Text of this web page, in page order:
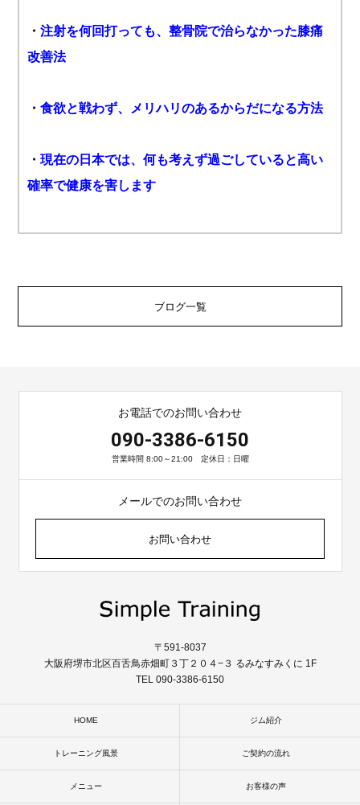
・注射を何回打っても、整骨院で治らなかった膝痛
改善法
・食欲と戦わず、メリハリのあるからだになる方法
・現在の日本では、何も考えず過ごしていると高い
確率で健康を害します
ブログ一覧
お電話でのお問い合わせ
090-3386-6150
営業時間 8:00～21:00 定休日：日曜
メールでのお問い合わせ
お問い合わせ
〒591-8037
大阪府堺市北区百舌鳥赤畑町３丁２０４−３ るみなすみくに 1F
TEL 090-3386-6150
HOME ジム紹介
トレーニング風景 ご契約の流れ
メニュー お客様の声